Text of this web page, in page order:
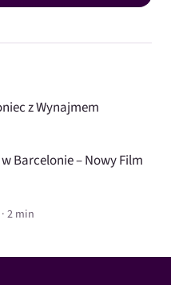
z Wynajmem
Barcelonie – Nowy Film
· 2 min